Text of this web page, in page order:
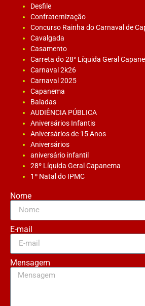
Desfile
Confraternização
Concurso Rainha do Carnaval de
Cavalgada
Casamento
Carreta do 28° Líquida Geral
Carnaval 2k26
Carnaval 2025
Capanema
Baladas
AUDIÊNCIA PÚBLICA
Aniversários Infantis
Aniversários de 15 Anos
Aniversários
aniversário infantil
28º Líquida Geral Capanema
1º Natal do IPMC
Nome
E-mail
Mensagem